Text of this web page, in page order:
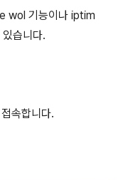
wol 기능이나 iptim
습니다.
속합니다.